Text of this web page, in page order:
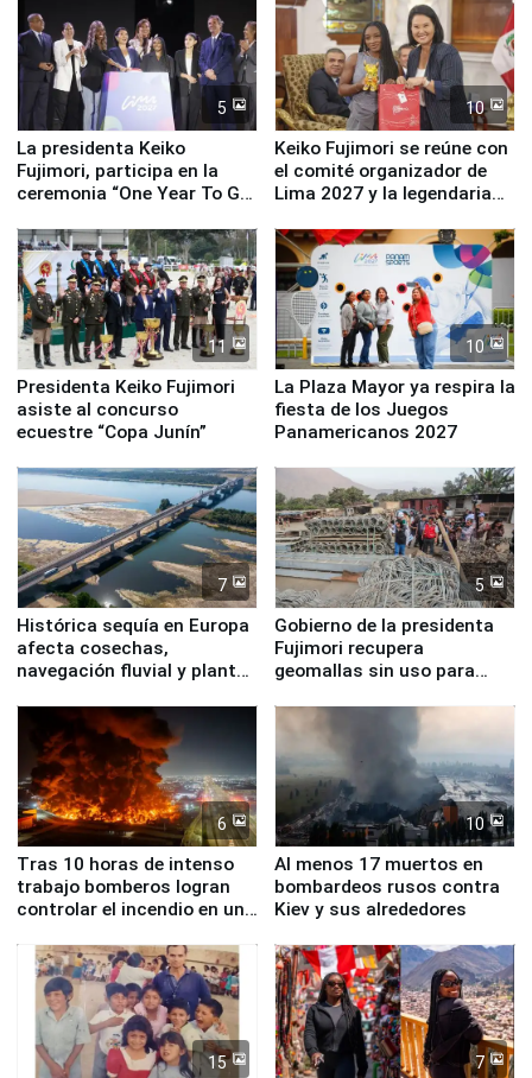
5
La presidenta Keiko
Fujimori, participa en la
ceremonia “One Year To Go
10
Keiko Fujimori se reúne con
el comité organizador de
Lima 2027 y la legendaria
11
Presidenta Keiko Fujimori
asiste al concurso
ecuestre “Copa Junín”
10
La Plaza Mayor ya respira la
fiesta de los Juegos
Panamericanos 2027
7
Histórica sequía en Europa
afecta cosechas,
navegación fluvial y plantas
5
Gobierno de la presidenta
Fujimori recupera
geomallas sin uso para
Fenómeno El Niño
6
Tras 10 horas de intenso
trabajo bomberos logran
controlar el incendio en una
de Chile
10
Al menos 17 muertos en
bombardeos rusos contra
Kiev y sus alrededores
15 7